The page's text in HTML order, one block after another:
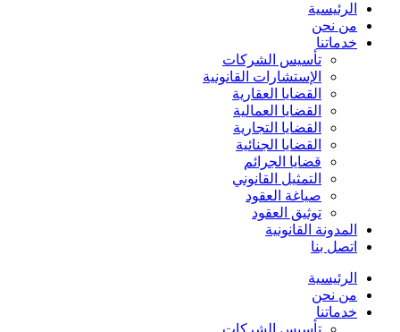
الرئيسية
من نحن
خدماتنا
تأسيس الشركات
الإستشارات القانونية
القضايا العقارية
القضايا العمالية
القضايا التجارية
القضايا الجنائية
قضايا الجرائم
التمثيل القانوني
صياغة العقود
توثيق العقود
المدونة القانونية
اتصل بنا
الرئيسية
من نحن
خدماتنا